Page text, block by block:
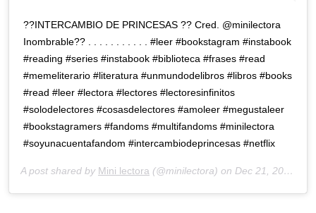
??INTERCAMBIO DE PRINCESAS ?? Cred. @minilectora
Inombrable?? . . . . . . . . . . . #leer #bookstagram #instabook
#reading #series #instabook #biblioteca #frases #read
#memeliterario #literatura #unmundodelibros #libros #books
#read #leer #lectora #lectores #lectoresinfinitos
#solodelectores #cosasdelectores #amoleer #megustaleer
#bookstagramers #fandoms #multifandoms #minilectora
#soyunacuentafandom #intercambiodeprincesas #netflix
A post shared by Mini lectora (@minilectora) on Dec 21, 2018 at 4:21pm PST